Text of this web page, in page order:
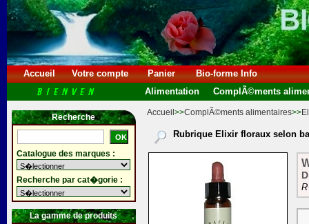
Accueil Votre compte Panier
Bio-forme Info
Alimentation
ComplÃ©ments
Recherche
Catalogue des marques :
Recherche par cat�gorie :
La gamme de produits
Accueil >>ComplÃ©ments alimentaires>>
Rubrique Elixir floraux selon